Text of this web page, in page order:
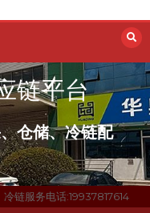
链平台
仓储、冷链配
冷链服务电话:19937817614